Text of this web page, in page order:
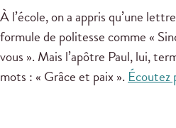
À l’école, on a appris qu’une
formule de politesse comme «
vous ». Mais l’apôtre Paul, lui,
mots : « Grâce et paix ». Écoutez